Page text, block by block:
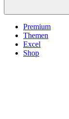
Premium
Themen
Excel
Shop